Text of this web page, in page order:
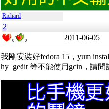
Richard
2
0 0 2011-06-05
我剛安裝好fedora 15，yum
hy gedit 等不能使用gcin，請問